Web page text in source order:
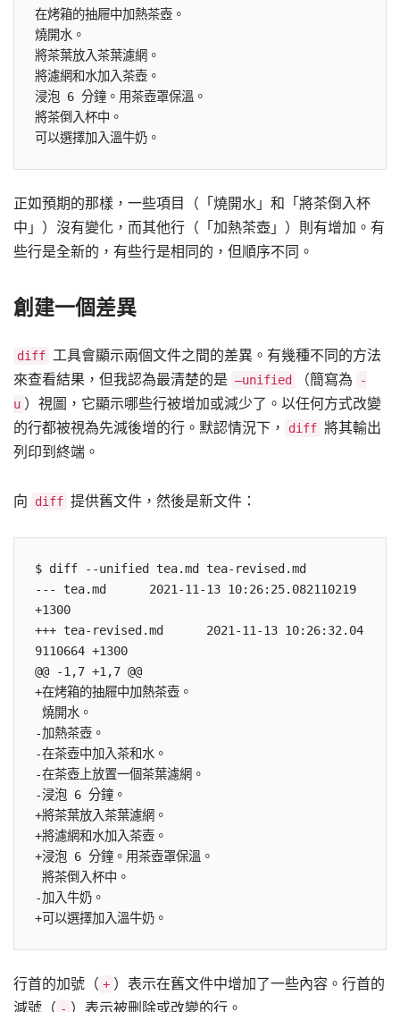
在烤箱的抽屜中加熱茶壺。
燒開水。
將茶葉放入茶葉濾網。
將濾網和水加入茶壺。
浸泡 6 分鐘。用茶壺罩保溫。
將茶倒入杯中。
正如預期的那樣，一些項目（「燒開水」和「將茶倒入杯
中」）沒有變化，而其他行（「加熱茶壺」）則有增加。有
些行是全新的，有些行是相同的，但順序不同。
創建一個差異
diff 工具會顯示兩個文件之間的差異。有幾種不同的方法
來查看結果，但我認為最清楚的是 —unified （簡寫為
-
u ）視圖，它顯示哪些行被增加或減少了。以任何方式改變
的行都被視為先減後增的行。默認情況下，
diff 將其輸出
列印到終端。
向 diff 提供舊文件，然後是新文件：
$ diff --unified tea.md tea-revised.md
--- tea.md      2021-11-13 10:26:25.082110219
+1300
+++ tea-revised.md      2021-11-13 10:26:32.04
9110664 +1300
@@ -1,7 +1,7 @@
+在烤箱的抽屜中加熱茶壺。
燒開水。
-加熱茶壺。
-在茶壺中加入茶和水。
-在茶壺上放置一個茶葉濾網。
-浸泡 6 分鐘。
+將茶葉放入茶葉濾網。
+將濾網和水加入茶壺。
+浸泡 6 分鐘。用茶壺罩保溫。
將茶倒入杯中。
-加入牛奶。
行首的加號（ + ）表示在舊文件中增加了一些內容。行首的
減號（ - ）表示被刪除或改變的行。